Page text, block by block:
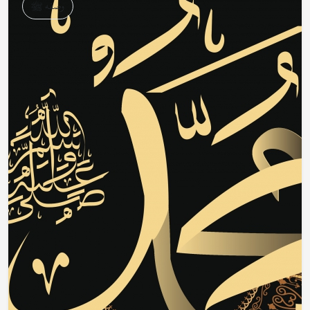
وصفه ﷺ